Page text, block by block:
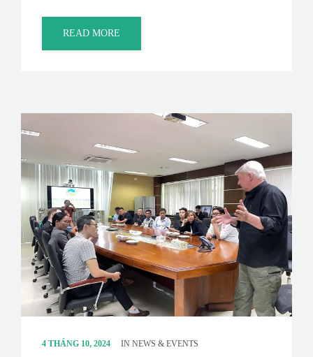
READ MORE
4 THÁNG 10, 2024 IN NEWS & EVENTS